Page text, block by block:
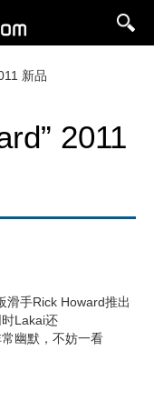
新品
2011
滑手Rick Howard推出
Lakai还
幽默，不妨一看